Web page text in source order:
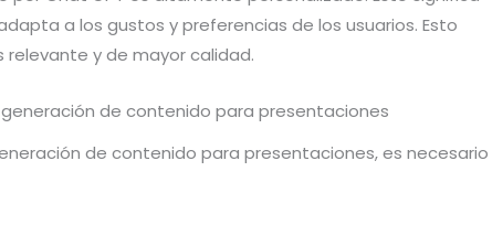
a los gustos y preferencias de los usuarios. Esto
y de mayor calidad.
de contenido para presentaciones
de contenido para presentaciones, es necesario